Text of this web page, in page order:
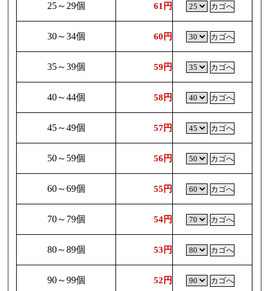
25～29個 61円
30～34個 60円
35～39個 59円
40～44個 58円
45～49個 57円
50～59個 56円
60～69個 55円
70～79個 54円
80～89個 53円
90～99個 52円